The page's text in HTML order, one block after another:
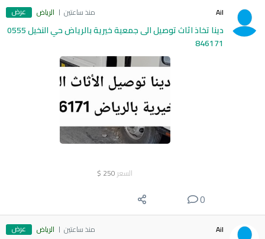
Ail منذ ساعتين الرياض عرض
دينا تخاذ اثاث توصيل الى جمعية خيرية بالرياض حي النخيل 0555
846171
السعر 250
$
0
Ail منذ ساعتين الرياض عرض